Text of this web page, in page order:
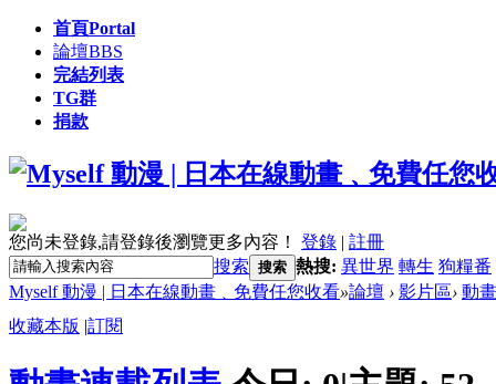
首頁Portal
論壇BBS
完結列表
TG群
捐款
您尚未登錄,請登錄後瀏覽更多內容！ 登錄 | 註冊
搜索 搜索 熱搜: 異世界 轉生 狗糧番
Myself 動漫 | 日本在線動畫﹑免費任您收看»論壇 › 影片區› 動
收藏本版 |訂閱